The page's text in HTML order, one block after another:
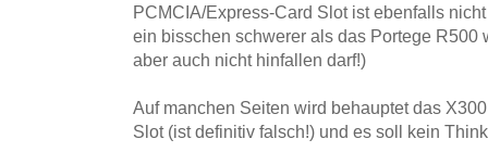
PCMCIA/Express-Card Slot ist ebenfalls
ein bisschen schwerer als das Portege R500
aber auch nicht hinfallen darf!)
Auf manchen Seiten wird behauptet das
Slot (ist definitiv falsch!) und es soll kein